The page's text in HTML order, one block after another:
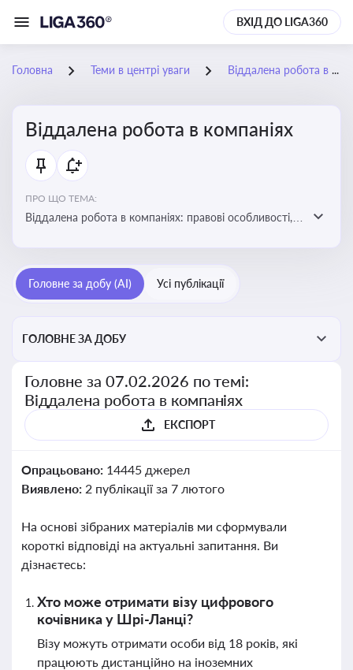
ВХІД ДО LIGA360
Головна Теми в центрі уваги Віддалена робота в компаніях
Віддалена робота в компаніях
ПРО ЩО ТЕМА:
Віддалена робота в компаніях: правові особливості,
Головне за добу (AI) Усі публікації
ГОЛОВНЕ ЗА ДОБУ
Головне за 07.02.2026 по темі:
Віддалена робота в компаніях
ЕКСПОРТ
Опрацьовано: 14445 джерел
Виявлено: 2 публікації за 7 лютого
На основі зібраних матеріалів ми сформували
короткі відповіді на актуальні запитання. Ви
дізнаєтесь:
Хто може отримати візу цифрового
кочівника у Шрі-Ланці?
Візу можуть отримати особи від 18 років, які
працюють дистанційно на іноземних